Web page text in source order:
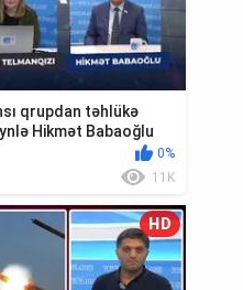
qrupdan təhlükə
Hikmət Babaoğlu
0%
11K
HD